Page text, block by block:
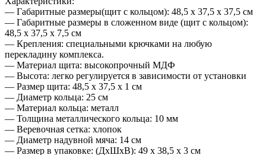
— Габаритные размеры(щит с кольцом): 48,5 x 37,5 х 37,5 см
— Габаритные размеры в сложенном виде (щит с кольцом):
48,5 x 37,5 х 7,5 см
— Крепления: специальными крючками на любую
перекладину комплекса.
— Материал щита: высокопрочный МДФ
— Высота: легко регулируется в зависимости от установки
— Размер щита: 48,5 x 37,5 х 1 см
— Диаметр кольца: 25 см
— Материал кольца: металл
— Толщина металлического кольца: 10 мм
— Веревочная сетка: хлопок
— Диаметр надувной мяча: 14 см
— Размер в упаковке: (ДхШхВ): 49 x 38,5 x 3 см